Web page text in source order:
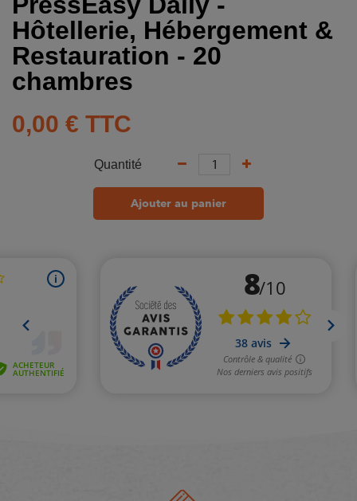
Hôtellerie, Hébergement &
Restauration - 20
chambres
0,00 € TTC
Quantité
Ajouter au panier